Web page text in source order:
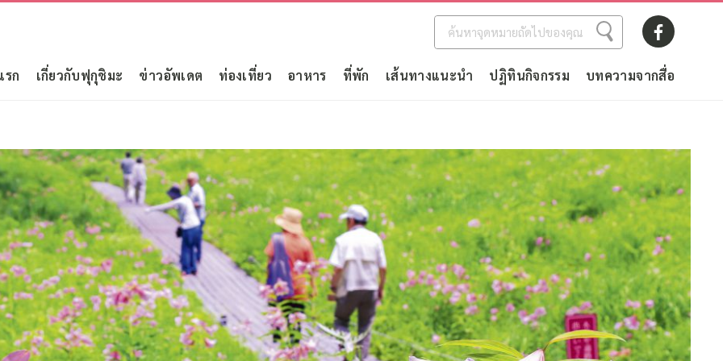
ก เกี่ยวกับฟุกุชิมะ ข่าวอัพเดต ท่องเที่ยว อาหาร ที่พัก เส้นทางแนะนำ ปฏิทินกิจกรรม บทความจากสื่อ